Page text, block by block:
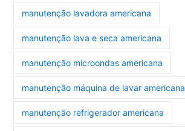
manutenção lavadora americana
manutenção lava e seca americana
manutenção microondas americana
manutenção máquina de lavar americana
manutenção refrigerador americana